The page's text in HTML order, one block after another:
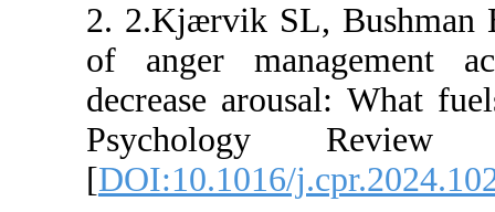
2.
of anger
decrease
[